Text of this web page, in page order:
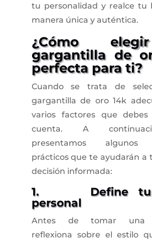
tu personalidad y realce tu
manera única y auténtica.
¿Cómo
gargantilla de
perfecta para ti?
Cuando se trata de
gargantilla de oro 14k
varios factores que
cuenta. A
presentamos algunos
prácticos que te ayudarán a
decisión informada:
1. Define tu
personal
Antes de tomar una
reflexiona sobre el estilo